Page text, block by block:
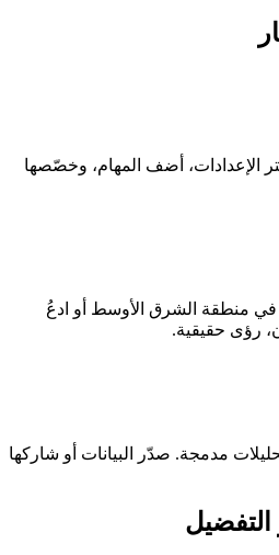
الإعدادات، أضف المهام، وخصّصها
منطقة الشرق الأوسط أو ادعُ
رؤى حقيقية.
مدمجة. صدّر البيانات أو شاركها